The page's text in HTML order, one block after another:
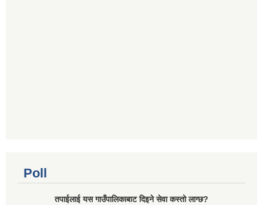
Poll
तपाईलाई यस गाउँपालिकाबाट दिइने सेवा कस्तो लाग्छ?